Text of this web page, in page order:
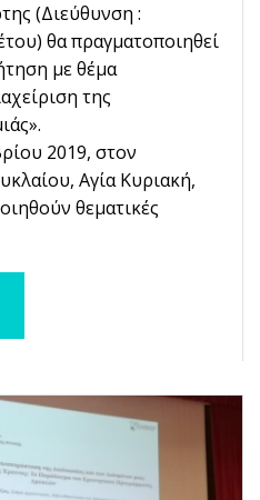
(Διεύθυνση :
θα πραγματοποιηθεί
με θέμα
της
2019, στον
Αγία Κυριακή,
θεματικές